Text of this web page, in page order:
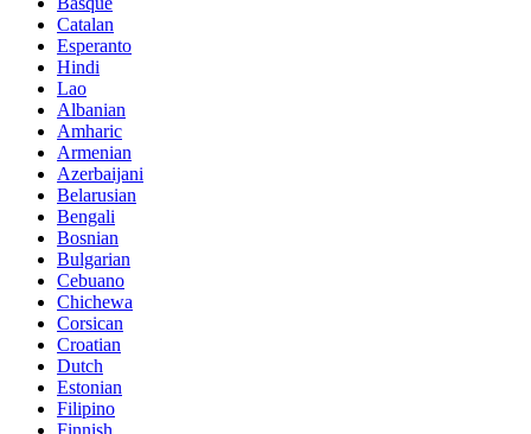
Catalan
Esperanto
Hindi
Lao
Albanian
Amharic
Armenian
Azerbaijani
Belarusian
Bengali
Bosnian
Bulgarian
Cebuano
Chichewa
Corsican
Croatian
Dutch
Estonian
Filipino